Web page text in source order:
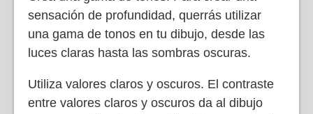
sensación de profundidad, querrás utilizar
una gama de tonos en tu dibujo, desde las
luces claras hasta las sombras oscuras.
Utiliza valores claros y oscuros. El contraste
entre valores claros y oscuros da al dibujo